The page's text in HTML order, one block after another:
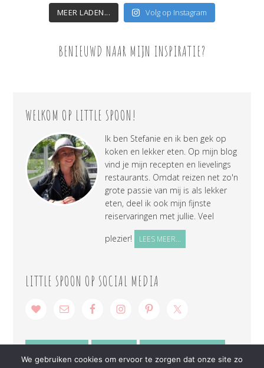
MEER LADEN... Volg op Instagram
BENIEUWD NAAR MIJN INSPIRATIE?
WELKOM OP LITTLE SPOON!
Ik ben Stefanie en ik ben gek op
koken en lekker eten. Op mijn blog
vind je mijn recepten en lievelings
restaurants. Omdat reizen net zo'n
grote passie van mij is als lekker
eten, deel ik ook mijn fijnste
reiservaringen met jullie. Veel
plezier!
LEES MEER...
LITTLE SPOON OP SOCIAL MEDIA
We gebruiken cookies om ervoor te zorgen dat onze site zo